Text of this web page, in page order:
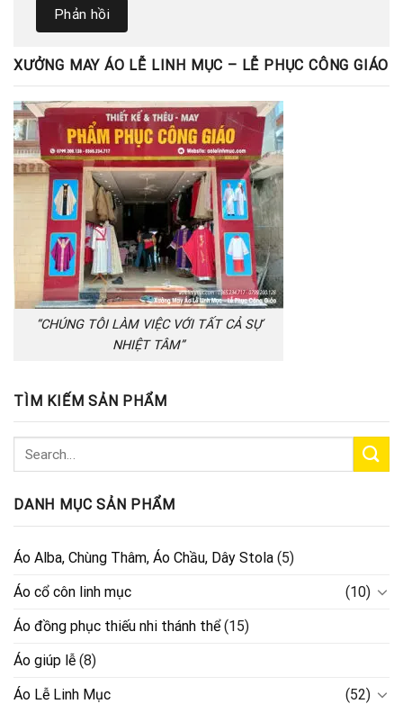
XƯỞNG MAY ÁO LỄ LINH MỤC – LỄ PHỤC CÔNG GIÁO
“CHÚNG TÔI LÀM VIỆC VỚI TẤT CẢ SỰ
NHIỆT TÂM”
TÌM KIẾM SẢN PHẨM
DANH MỤC SẢN PHẨM
Áo Alba, Chùng Thâm, Áo Chầu, Dây Stola (5)
Áo cổ côn linh mục
(10)
Áo đồng phục thiếu nhi thánh thể(15)
Áo giúp lễ (8)
Áo Lễ Linh Mục
(52)